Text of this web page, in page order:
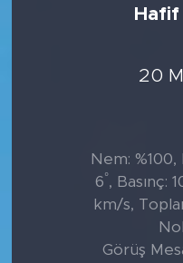
20
Nem: %100,
6°, Basınç:
km/s,
Görüş